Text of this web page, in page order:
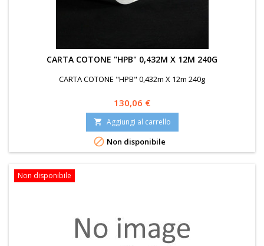
CARTA COTONE "HPB" 0,432M X 12M 240G
CARTA COTONE "HPB" 0,432m X 12m 240g
Prezzo
130,06 €
 Aggiungi al carrello
 Non disponibile
Non disponibile